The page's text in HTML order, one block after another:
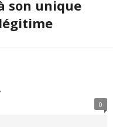
son unique
0